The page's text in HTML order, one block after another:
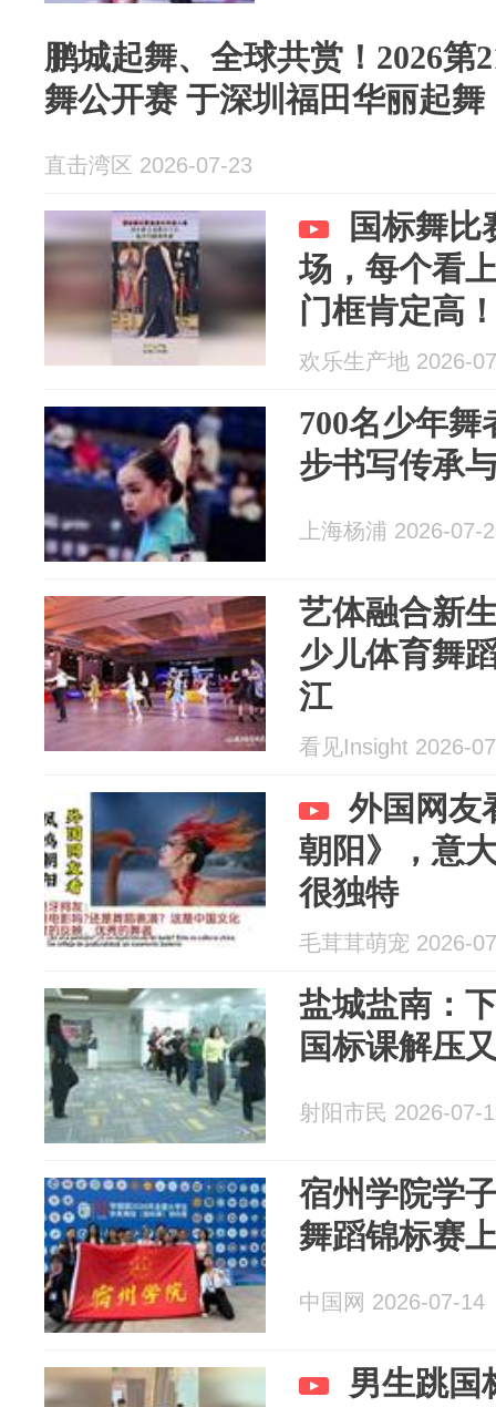
鹏城起舞、全球共赏！2026第
舞公开赛 于深圳福田华丽起舞
直击湾区 2026-07-23
国标舞比
场，每个看
门框肯定高
欢乐生产地 2026-
700名少年
步书写传承
上海杨浦 2026-07-
艺体融合新
少儿体育舞
江
看见Insight 2026-
外国网友
朝阳》，意
很独特
毛茸茸萌宠 2026-
盐城盐南：
国标课解压
射阳市民 2026-07-
宿州学院学
舞蹈锦标赛
中国网 2026-07-14
男生跳国